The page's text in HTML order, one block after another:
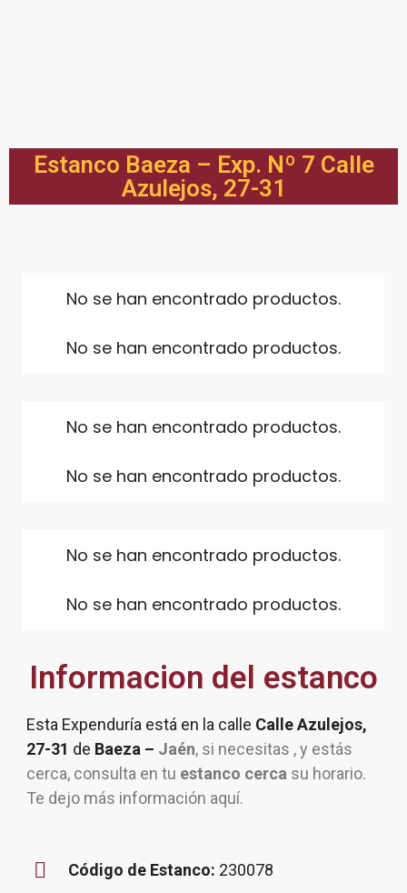
Estanco Baeza – Exp. Nº 7 Calle
Azulejos, 27-31
No se han encontrado productos.
No se han encontrado productos.
No se han encontrado productos.
No se han encontrado productos.
No se han encontrado productos.
No se han encontrado productos.
Informacion del estanco
Esta Expenduría está en la calle Calle Azulejos,
27-31 de Baeza – Jaén, si necesitas , y estás
cerca, consulta en tu estanco cerca su horario.
Te dejo más información aquí.
Código de Estanco: 230078